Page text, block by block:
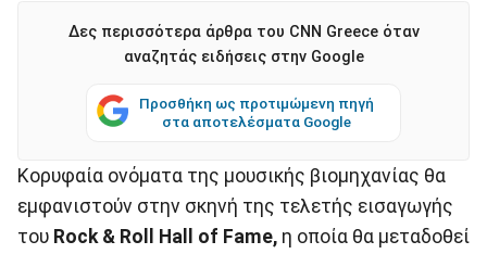
Δες περισσότερα άρθρα του CNN Greece όταν
αναζητάς ειδήσεις στην Google
Προσθήκη ως προτιμώμενη πηγή
στα αποτελέσματα Google
Κορυφαία ονόματα της μουσικής βιομηχανίας θα
εμφανιστούν στην σκηνή της τελετής εισαγωγής
του Rock & Roll Hall of Fame, η οποία θα μεταδοθεί